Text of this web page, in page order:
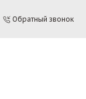
Обратный звонок